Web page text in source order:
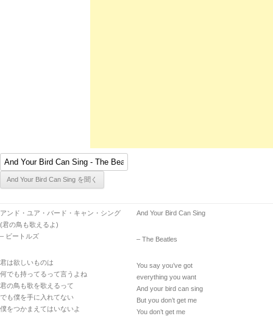
アンド・ユア・バード・キャン・シング
(君の鳥も歌えるよ)
– ビートルズ
君は欲しいものは
何でも持ってるって言うよね
君の鳥も歌を歌えるって
でも僕を手に入れてない
僕をつかまえてはいないよ
And Your Bird Can Sing
– The Beatles
You say you’ve got
everything you want
And your bird can sing
But you don’t get me
You don’t get me